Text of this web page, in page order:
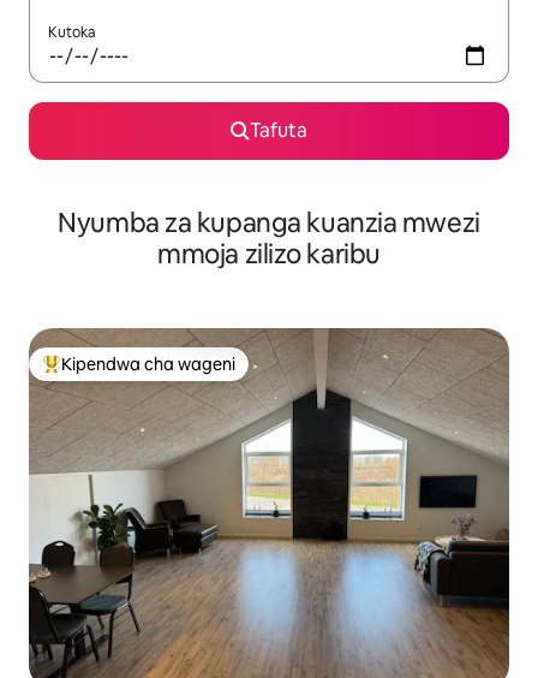
Kutoka
Tafuta
Nyumba za kupanga kuanzia mwezi
mmoja zilizo karibu
Kipendwa maarufu cha wageni
Kipendwa cha wageni